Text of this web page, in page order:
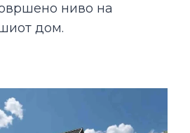
ниво на
дом.